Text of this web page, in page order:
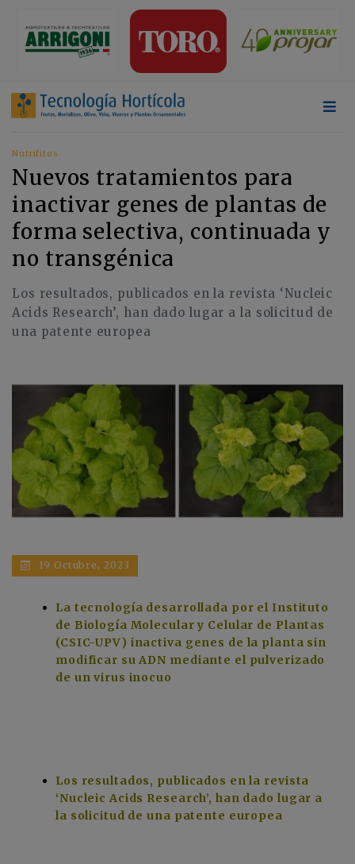
Nutrifitos
Nuevos tratamientos para
inactivar genes de plantas de
forma selectiva, continuada y
no transgénica
Los resultados, publicados en la revista ‘Nucleic
Acids Research’, han dado lugar a la solicitud de
una patente europea
19 Octubre, 2023
La tecnología desarrollada por el Instituto
de Biología Molecular y Celular de Plantas
(CSIC-UPV) inactiva genes de la planta sin
modificar su ADN mediante el pulverizado
de un virus inocuo
Los resultados, publicados en la revista
‘Nucleic Acids Research’, han dado lugar a
la solicitud de una patente europea